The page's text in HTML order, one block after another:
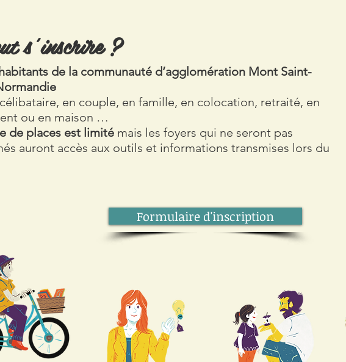
s’inscrire ?
de la communauté d’agglomération Mont Saint-
en couple, en famille, en colocation, retraité, en
ou en maison …
de places est limité mais les foyers qui ne seront pas
auront accès aux outils et informations transmises lors du
Formulaire d'inscription